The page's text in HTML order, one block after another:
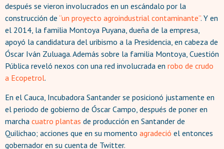
después se vieron involucrados en un escándalo por la
construcción de “un proyecto agroindustrial contaminante”. Y en
el 2014, la familia Montoya Puyana, dueña de la empresa,
apoyó la candidatura del uribismo a la Presidencia, en cabeza de
Óscar Iván Zuluaga. Además sobre la familia Montoya, Cuestión
Pública reveló nexos con una red involucrada en robo de crudo
a Ecopetrol.
En el Cauca, Incubadora Santander se posicionó justamente en
el periodo de gobierno de Óscar Campo, después de poner en
marcha cuatro plantas de producción en Santander de
Quilichao; acciones que en su momento agradeció el entonces
gobernador en su cuenta de Twitter.